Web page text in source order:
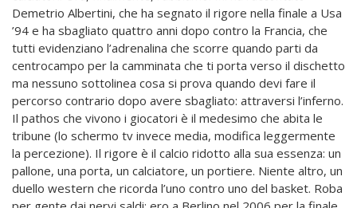
Demetrio Albertini, che ha segnato il rigore nella finale a Usa
’94 e ha sbagliato quattro anni dopo contro la Francia, che
tutti evidenziano l’adrenalina che scorre quando parti da
centrocampo per la camminata che ti porta verso il dischetto
ma nessuno sottolinea cosa si prova quando devi fare il
percorso contrario dopo avere sbagliato: attraversi l’inferno.
Il pathos che vivono i giocatori è il medesimo che abita le
tribune (lo schermo tv invece media, modifica leggermente
la percezione). Il rigore è il calcio ridotto alla sua essenza: un
pallone, una porta, un calciatore, un portiere. Niente altro, un
duello western che ricorda l’uno contro uno del basket. Roba